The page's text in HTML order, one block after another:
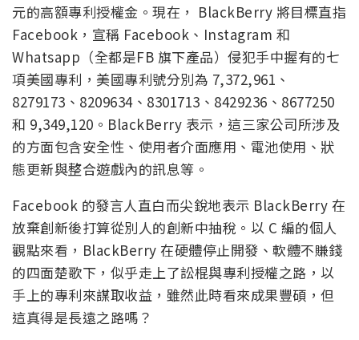
元的高額專利授權金。現在， BlackBerry 將目標直指
Facebook，宣稱 Facebook、Instagram 和
Whatsapp（全都是FB 旗下產品）侵犯手中握有的七
項美國專利，美國專利號分別為 7,372,961、
8279173、8209634、8301713、8429236、8677250
和 9,349,120。BlackBerry 表示，這三家公司所涉及
的方面包含安全性、使用者介面應用、電池使用、狀
態更新與整合遊戲內的訊息等。
Facebook 的發言人直白而尖銳地表示 BlackBerry 在
放棄創新後打算從別人的創新中抽稅。以 C 編的個人
觀點來看，BlackBerry 在硬體停止開發、軟體不賺錢
的四面楚歌下，似乎走上了訟棍與專利授權之路，以
手上的專利來謀取收益，雖然此時看來成果豐碩，但
這真得是長遠之路嗎？